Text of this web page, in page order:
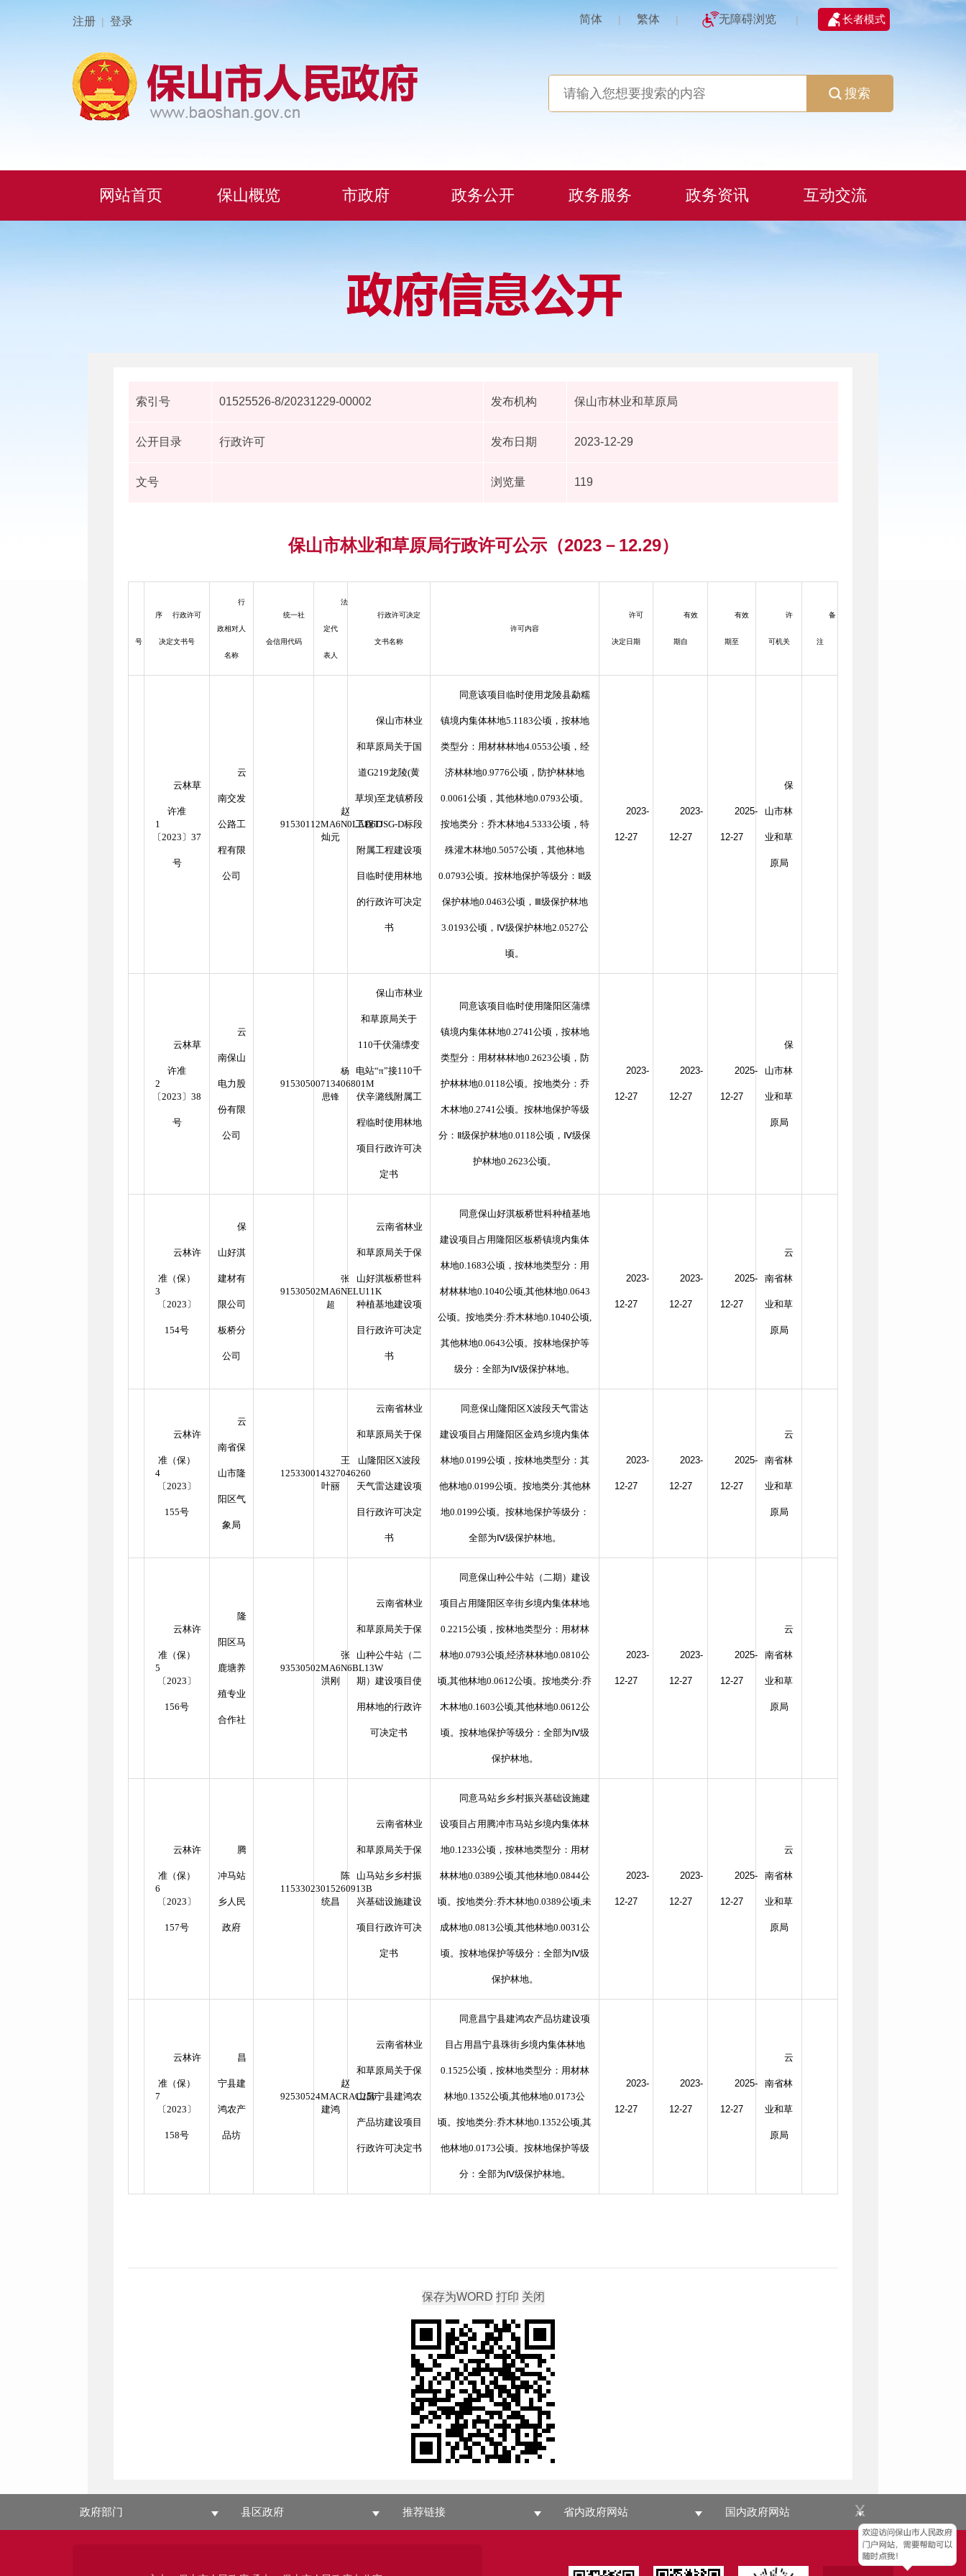
注册 | 登录 简体 | 繁体 | 无障碍浏览 | 长者模式
x
搜索
网站首页 保山概览 市政府 政务公开 政务服务 政务资讯 互动交流
索引号 01525526-8/20231229-00002 发布机构 保山市林业和草原局
公开目录 行政许可 发布日期 2023-12-29
文号 浏览量 119
保山市林业和草原局行政许可公示（2023－12.29）
序
号
行政许可
决定文书号
行
政相对人
名称
统一社
会信用代码
法
定代
表人
行政许可决定
文书名称
许可内容
许可
决定日期
有效
期自
有效
期至
许
可机关
备
注
1
云林草
许准
〔2023〕37
号
云
南交发
公路工
程有限
公司
91530112MA6N0LAD6D
赵
灿元
保山市林业
和草原局关于国
道G219龙陵(黄
草坝)至龙镇桥段
工程TJSG-D标段
附属工程建设项
目临时使用林地
的行政许可决定
书
同意该项目临时使用龙陵县勐糯
镇境内集体林地5.1183公顷，按林地
类型分：用材林林地4.0553公顷，经
济林林地0.9776公顷，防护林林地
0.0061公顷，其他林地0.0793公顷。
按地类分：乔木林地4.5333公顷，特
殊灌木林地0.5057公顷，其他林地
0.0793公顷。按林地保护等级分：Ⅱ级
保护林地0.0463公顷，Ⅲ级保护林地
3.0193公顷，Ⅳ级保护林地2.0527公
顷。
2023-
12-27
2023-
12-27
2025-
12-27
保
山市林
业和草
原局
2
云林草
许准
〔2023〕38
号
云
南保山
电力股
份有限
公司
91530500713406801M
杨
思锋
保山市林业
和草原局关于
110千伏蒲缥变
电站“π”接110千
伏辛潞线附属工
程临时使用林地
项目行政许可决
定书
同意该项目临时使用隆阳区蒲缥
镇境内集体林地0.2741公顷，按林地
类型分：用材林林地0.2623公顷，防
护林林地0.0118公顷。按地类分：乔
木林地0.2741公顷。按林地保护等级
分：Ⅱ级保护林地0.0118公顷，Ⅳ级保
护林地0.2623公顷。
2023-
12-27
2023-
12-27
2025-
12-27
保
山市林
业和草
原局
3
云林许
准（保）
〔2023〕
154号
保
山好淇
建材有
限公司
板桥分
公司
91530502MA6NELU11K
张
超
云南省林业
和草原局关于保
山好淇板桥世科
种植基地建设项
目行政许可决定
书
同意保山好淇板桥世科种植基地
建设项目占用隆阳区板桥镇境内集体
林地0.1683公顷，按林地类型分：用
材林林地0.1040公顷,其他林地0.0643
公顷。按地类分:乔木林地0.1040公顷,
其他林地0.0643公顷。按林地保护等
级分：全部为Ⅳ级保护林地。
2023-
12-27
2023-
12-27
2025-
12-27
云
南省林
业和草
原局
4
云林许
准（保）
〔2023〕
155号
云
南省保
山市隆
阳区气
象局
125330014327046260
王
叶丽
云南省林业
和草原局关于保
山隆阳区X波段
天气雷达建设项
目行政许可决定
书
同意保山隆阳区X波段天气雷达
建设项目占用隆阳区金鸡乡境内集体
林地0.0199公顷，按林地类型分：其
他林地0.0199公顷。按地类分:其他林
地0.0199公顷。按林地保护等级分：
全部为Ⅳ级保护林地。
2023-
12-27
2023-
12-27
2025-
12-27
云
南省林
业和草
原局
5
云林许
准（保）
〔2023〕
156号
隆
阳区马
鹿塘养
殖专业
合作社
93530502MA6N6BL13W
张
洪刚
云南省林业
和草原局关于保
山种公牛站（二
期）建设项目使
用林地的行政许
可决定书
同意保山种公牛站（二期）建设
项目占用隆阳区辛街乡境内集体林地
0.2215公顷，按林地类型分：用材林
林地0.0793公顷,经济林林地0.0810公
顷,其他林地0.0612公顷。按地类分:乔
木林地0.1603公顷,其他林地0.0612公
顷。按林地保护等级分：全部为Ⅳ级
保护林地。
2023-
12-27
2023-
12-27
2025-
12-27
云
南省林
业和草
原局
6
云林许
准（保）
〔2023〕
157号
腾
冲马站
乡人民
政府
11533023015260913B
陈
统昌
云南省林业
和草原局关于保
山马站乡乡村振
兴基础设施建设
项目行政许可决
定书
同意马站乡乡村振兴基础设施建
设项目占用腾冲市马站乡境内集体林
地0.1233公顷，按林地类型分：用材
林林地0.0389公顷,其他林地0.0844公
顷。按地类分:乔木林地0.0389公顷,未
成林地0.0813公顷,其他林地0.0031公
顷。按林地保护等级分：全部为Ⅳ级
保护林地。
2023-
12-27
2023-
12-27
2025-
12-27
云
南省林
业和草
原局
7
云林许
准（保）
〔2023〕
158号
昌
宁县建
鸿农产
品坊
92530524MACRAC256
赵
建鸿
云南省林业
和草原局关于保
山昌宁县建鸿农
产品坊建设项目
行政许可决定书
同意昌宁县建鸿农产品坊建设项
目占用昌宁县珠街乡境内集体林地
0.1525公顷，按林地类型分：用材林
林地0.1352公顷,其他林地0.0173公
顷。按地类分:乔木林地0.1352公顷,其
他林地0.0173公顷。按林地保护等级
分：全部为Ⅳ级保护林地。
2023-
12-27
2023-
12-27
2025-
12-27
云
南省林
业和草
原局
政府部门 县区政府 推荐链接 省内政府网站 国内政府网站